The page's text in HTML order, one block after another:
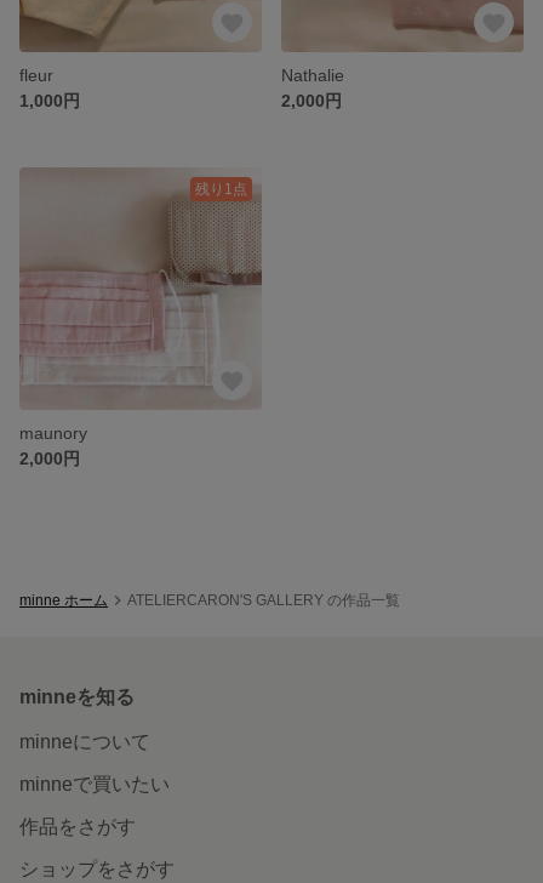
fleur
1,000円
Nathalie
2,000円
残り1点
maunory
2,000円
minne ホーム ATELIERCARON'S GALLERY の作品一覧
minneを知る
minneについて
minneで買いたい
作品をさがす
ショップをさがす